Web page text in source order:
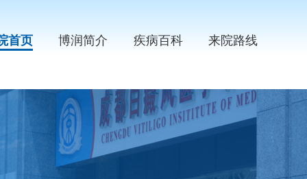
首页 博润简介 疾病百科 来院路线